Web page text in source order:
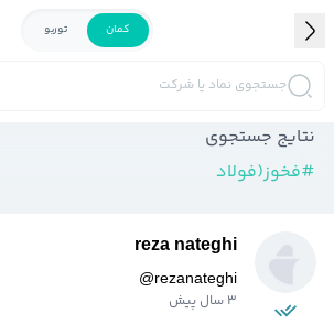
کمان توربو
جستجوی نماد یا شرکت
نتایج جستجوی
#فخوز(فولاد
reza nateghi
@rezanateghi
3 سال پیش